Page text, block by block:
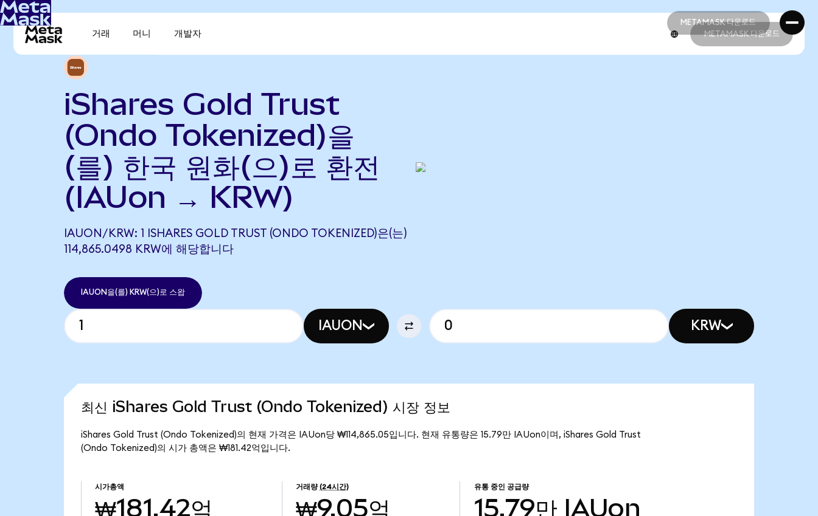
METAMASK 다운로드
METAMASK 다운로드
거래 머니 개발자 METAMASK 다운로드
iShares Gold Trust
(Ondo Tokenized)을
(를) 한국 원화(으)로 환전
(IAUon → KRW)
IAUON/KRW: 1 ISHARES GOLD TRUST (ONDO TOKENIZED)은(는)
114,865.0498 KRW에 해당합니다
IAUON을(를) KRW(으)로 스왑
IAUON KRW
최신 iShares Gold Trust (Ondo Tokenized) 시장 정보
iShares Gold Trust (Ondo Tokenized)의 현재 가격은 IAUon당 ₩114,865.05입니다. 현재 유통량은 15.79만 IAUon이며, iShares Gold Trust
(Ondo Tokenized)의 시가 총액은 ₩181.42억입니다.
시가총액
₩181.42억
거래량 (24시간)
₩9.05억
유통 중인 공급량
15.79만 IAUon